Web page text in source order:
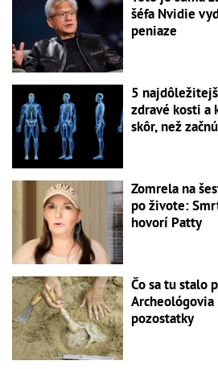
šéfa Nvidie
peniaze
5
zdravé kosti a
skôr, než
Zomrela na
po živote:
hovorí Patty
Čo sa tu stalo
Archeológovia
pozostatky